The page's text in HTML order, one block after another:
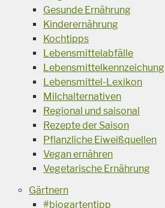
Gesunde Ernährung
Kinderernährung
Kochtipps
Lebensmittelabfälle
Lebensmittelkennzeichung
Lebensmittel-Lexikon
Milchalternativen
Regional und saisonal
Rezepte der Saison
Pflanzliche Eiweißquellen
Vegan ernähren
Vegetarische Ernährung
Gärtnern
#biogartentipp